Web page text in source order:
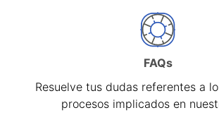
FAQs
Resuelve tus dudas referentes a
procesos implicados en